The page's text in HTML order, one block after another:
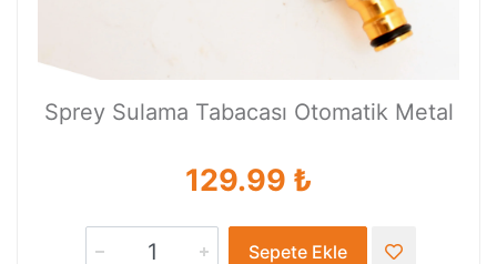
Sprey Sulama Tabacası Otomatik Metal
129.99 ₺
Sepete Ekle